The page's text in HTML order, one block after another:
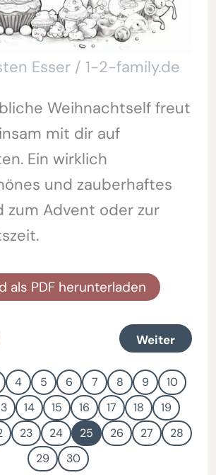
Esser / 1-2-family.de
Weihnachtself freut
mit dir auf
Ein wirklich
und zauberhaftes
zum Advent oder zur
als PDF herunterladen
Weiter
4 5 6 7 8 9
10
14 15 16 17 18
19
23 24 25 26 27
28
29
30